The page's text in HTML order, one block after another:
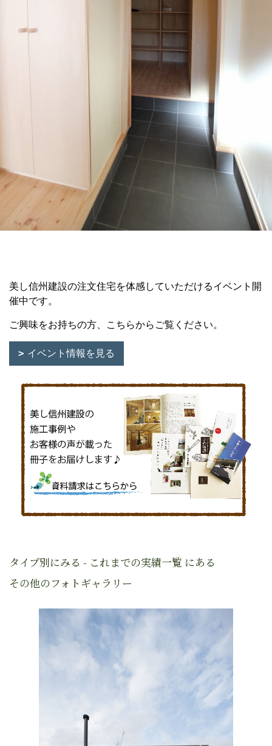
美し信州建設の注文住宅を体感していただけるイベント開
催中です。
ご興味をお持ちの方、こちらからご覧ください。
イベント情報を見る
タイプ別にみる - これまでの実績一覧 にある
その他のフォトギャラリー